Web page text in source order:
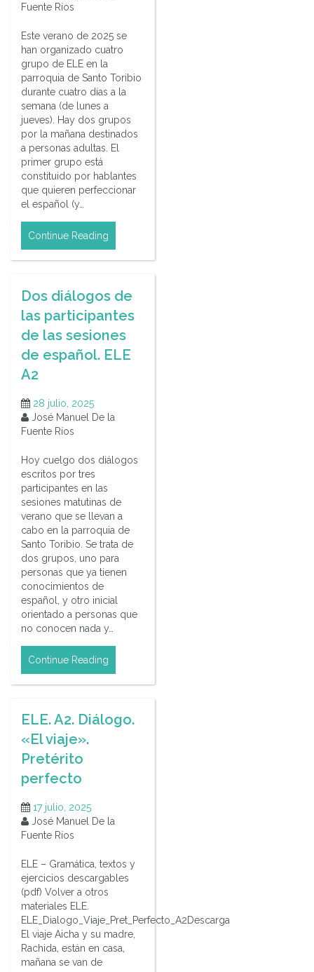
Fuente Ríos
Este verano de 2025 se
han organizado cuatro
grupo de ELE en la
parroquia de Santo Toribio
durante cuatro días a la
semana (de lunes a
jueves). Hay dos grupos
por la mañana destinados
a personas adultas. El
primer grupo está
constituido por hablantes
que quieren perfeccionar
el español (y…
Continue Reading
Dos diálogos de
las participantes
de las sesiones
de español. ELE
A2
28 julio, 2025
José Manuel De la
Fuente Ríos
Hoy cuelgo dos diálogos
escritos por tres
participantes en las
sesiones matutinas de
verano que se llevan a
cabo en la parroquia de
Santo Toribio. Se trata de
dos grupos, uno para
personas que ya tienen
conocimientos de
español, y otro inicial
orientado a personas que
no conocen nada y…
Continue Reading
ELE. A2. Diálogo.
«El viaje».
Pretérito
perfecto
17 julio, 2025
José Manuel De la
Fuente Ríos
ELE – Gramática, textos y
ejercicios descargables
(pdf) Volver a otros
materiales ELE.
ELE_Dialogo_Viaje_Pret_Perfecto_A2Descarga
El viaje Aicha y su madre,
Rachida, están en casa,
mañana se van de